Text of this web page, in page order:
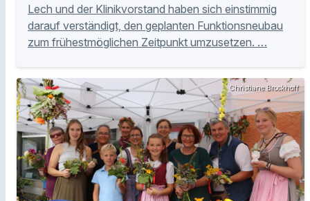
Lech und der Klinikvorstand haben sich einstimmig
darauf verständigt, den geplanten Funktionsneubau
zum frühestmöglichen Zeitpunkt umzusetzen. …
Christiane Brockhoff